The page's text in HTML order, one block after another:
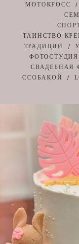
МОТОКРОСС
ТАИНСТВО
ТРАДИЦИИ
ФОТОСТУДИЯ
СВАДЕБНАЯ
ССОБАКОЙ